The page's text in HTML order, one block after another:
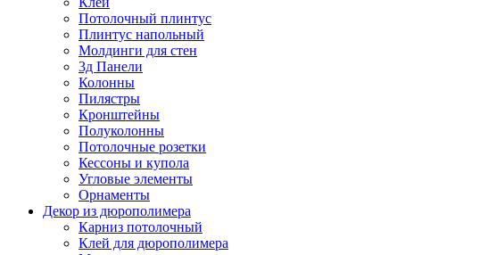
Потолочный плинтус
Плинтус напольный
Молдинги для стен
3д Панели
Колонны
Пилястры
Кронштейны
Полуколонны
Потолочные розетки
Кессоны и купола
Угловые элементы
Орнаменты
Декор из дюрополимера
Карниз потолочный
Клей для дюрополимера